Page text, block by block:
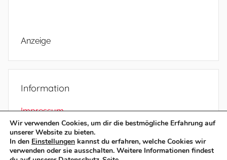
Anzeige
Information
Impressum
Datenschutz
Wir verwenden Cookies, um dir die bestmögliche Erfahrung auf
unserer Website zu bieten.
In den Einstellungen kannst du erfahren, welche Cookies wir
verwenden oder sie ausschalten. Weitere Informationen findest